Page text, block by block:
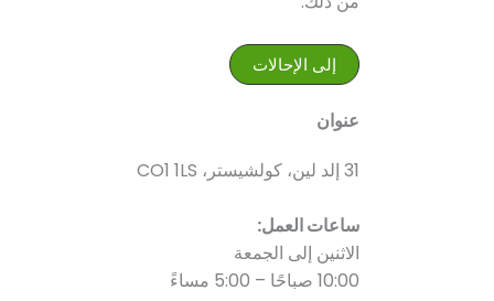
إلى الإحالات
عنوان
31 إلد لين، كولشيستر، CO1 1LS
ساعات العمل:
الاثنين إلى الجمعة
10:00 صباحًا – 5:00 مساءً